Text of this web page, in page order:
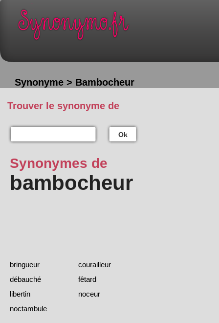
Synonyme > Bambocheur
Trouver le synonyme de
Ok
Synonymes de
bambocheur
bringueur
courailleur
débauché
fêtard
libertin
noceur
noctambule